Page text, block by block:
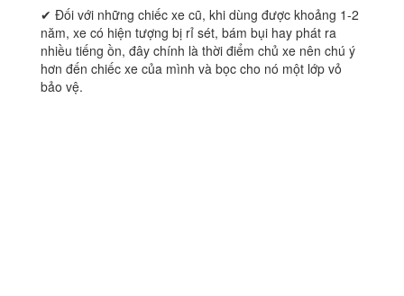
✔ Đối với những chiếc xe cũ, khi dùng được khoảng 1-2
năm, xe có hiện tượng bị rỉ sét, bám bụi hay phát ra
nhiều tiếng ồn, đây chính là thời điểm chủ xe nên chú ý
hơn đến chiếc xe của mình và bọc cho nó một lớp vỏ
bảo vệ.